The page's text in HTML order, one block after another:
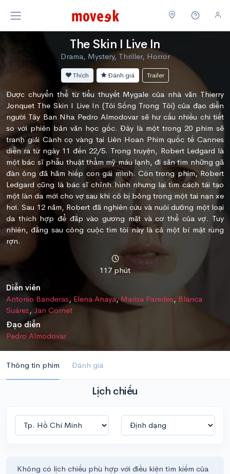
The Skin I Live In
Drama, Mystery, Thriller, Horror
Thích Đánh giá Trailer
Được chuyển thể từ tiểu thuyết Mygale của nhà văn Thierry
Jonquet The Skin I Live In (Tôi Sống Trong Tôi) của đạo diễn
người Tây Ban Nha Pedro Almodovar sẽ hư cấu nhiều chi tiết
so với phiên bản văn học gốc. Đây là một trong 20 phim sẽ
tranh giải Cành cọ vàng tại Liên Hoan Phim quốc tế Cannes
diễn ra từ ngày 11 đến 22/5. Trong truyện, Robert Ledgard là
một bác sĩ phẫu thuật thẩm mỹ máu lạnh, đi săn tìm những gã
đàn ông đã hãm hiếp con gái mình. Còn trong phim, Robert
Ledgard cũng là bác sĩ chỉnh hình nhưng lại tìm cách tái tạo
một làn da mới cho vợ sau khi cô bị bỏng trong một tai nạn xe
hơi. Sau 12 năm, Robert đã nghiên cứu và nuôi dưỡng một loại
da thích hợp để đắp vào gương mặt và cơ thể của vợ. Tuy
nhiên, đằng sau công cuộc tìm tòi này là cả một bí mật rùng
rợn.
117 phút
Diễn viên
Antonio Banderas, Elena Anaya,Marisa Paredes, Blanca
Suárez, Jan Cornet
Đạo diễn
Pedro Almodovar
Thông tin phim Đánh giá
Lịch chiếu
Không có lịch chiếu phù hợp với điều kiện tìm kiếm của